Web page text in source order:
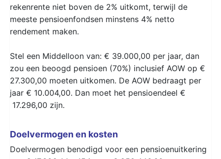
rekenrente niet boven de 2% uitkomt, terwijl de
meeste pensioenfondsen minstens 4% netto
rendement maken.
Stel een Middelloon van: € 39.000,00 per jaar, dan
zou een beoogd pensioen (70%) inclusief AOW op €
27.300,00 moeten uitkomen. De AOW bedraagt per
jaar € 10.004,00. Dan moet het pensioendeel €
17.296,00 zijn.
Doelvermogen en kosten
Doelvermogen benodigd voor een pensioenuitkering